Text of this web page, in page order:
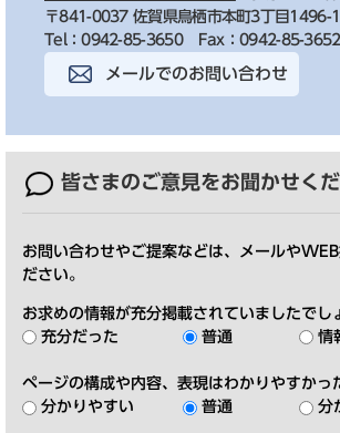
〒841-0037 佐賀県鳥栖市本町3丁目1496-1
Tel：0942-85-3650
Fax：0942-85-3652
メールでのお問い合わせ
皆さまのご意見をお聞かせく
お問い合わせやご提案などは、メールや
ださい。
お求めの情報が充分掲載されていましたでし
充分だった
普通 情
ページの構成や内容、表現はわかりやすかっ
分かりやすい
普通 分